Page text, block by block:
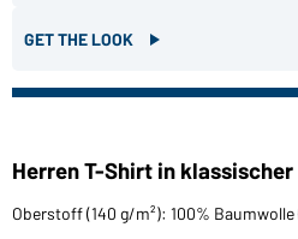
GET THE LOOK
Herren T-Shirt in klassischer
Oberstoff (140 g/m²): 100%